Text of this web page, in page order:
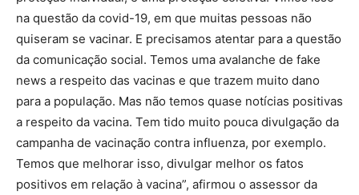
na questão da covid-19, em que muitas pessoas não
quiseram se vacinar. E precisamos atentar para a questão
da comunicação social. Temos uma avalanche de fake
news a respeito das vacinas e que trazem muito dano
para a população. Mas não temos quase notícias positivas
a respeito da vacina. Tem tido muito pouca divulgação da
campanha de vacinação contra influenza, por exemplo.
Temos que melhorar isso, divulgar melhor os fatos
positivos em relação à vacina”, afirmou o assessor da